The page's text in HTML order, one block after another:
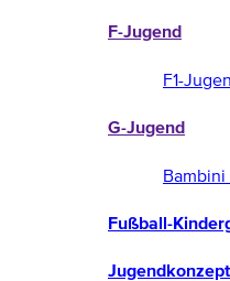
F-Jugend
F1-
G-Jugend
Bambini
Fußball-